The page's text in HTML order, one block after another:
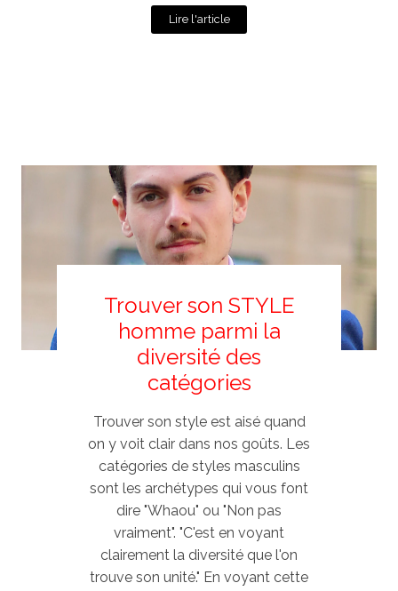
Lire l'article
Trouver son STYLE
homme parmi la
diversité des
catégories
Trouver son style est aisé quand
on y voit clair dans nos goûts. Les
catégories de styles masculins
sont les archétypes qui vous font
dire "Whaou" ou "Non pas
vraiment". "C'est en voyant
clairement la diversité que l'on
trouve son unité." En voyant cette